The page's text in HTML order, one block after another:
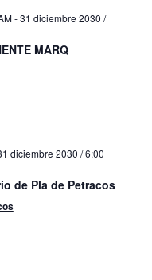
-31 diciembre 2030 /
MARQ
diciembre 2030 / 6:00
de Pla de Petracos